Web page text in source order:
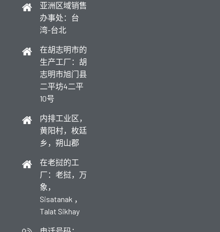
亚洲区域销售
办事处：台
湾-台北
在胡志明市的
生产工厂：胡
志明市旭门县
二平坊4二平
10号
内排工业区，
黄阳村，枚廷
乡，朔山郡
在老挝的工
厂：老挝，万
象，
Sisatanak ，
Talat Sikhay